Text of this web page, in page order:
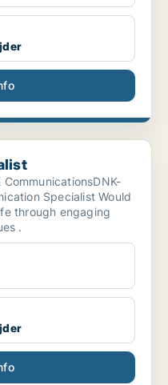
Specialist Would
through engaging
.